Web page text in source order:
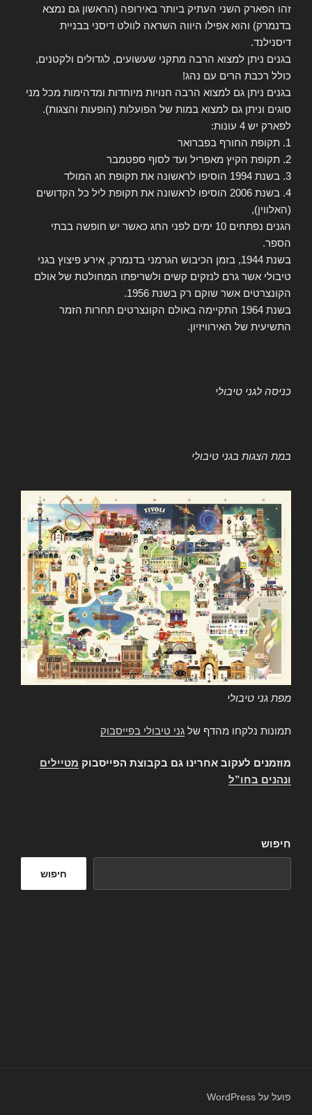
זהו הפארק השני העתיק ביותר באירופה (הראשון גם נמצא
בדנמרק) והוא אפילו היווה השראה לוולט דיסני בבניית
דיסנילנד.
בגנים ניתן למצוא הרבה מתקני שעשועים, לגדולים ולקטנים,
כולל רכבת הרים עם נהג!
בגנים ניתן גם למצוא הרבה חנויות מיוחדות ומדהימות מכל מני
סוגים וניתן גם למצוא במות של הפועלות (הופעות והצגות).
לפארק יש 4 עונות:
1. תקופת החורף בפברואר
2. תקופת הקיץ מאפריל ועד לסוף ספטמבר
3. בשנת 1994 הוסיפו לראשונה את תקופת חג המולד
4. בשנת 2006 הוסיפו לראשונה את תקופת ליל כל הקדושים
(האלווין),
הגנים נפתחים 10 ימים לפני החג כאשר יש חופשה בבתי
הספר.
בשנת 1944, בזמן הכיבוש הגרמני בדנמרק, אירע פיצוץ בגני
טיבולי אשר גרם לנזקים קשים ולשריפתו המחולטת של אולם
הקונצרטים אשר שוקם רק בשנת 1956.
בשנת 1964 התקיימה באולם הקונצרטים תחרות הזמר
התשיעית של האירוויזיון.
כניסה לגני טיבולי
במת הצגות בגני טיבולי
מפת גני טיבולי
תמונות נלקחו מהדף של גני טיבולי בפייסבוק
מוזמנים לעקוב אחרינו גם בקבוצת הפייסבוק מטיילים
ונהנים בחו”ל
חיפוש
חיפוש
פועל על WordPress